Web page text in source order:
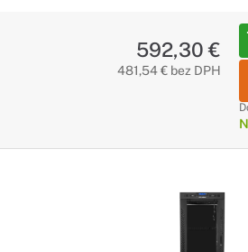
592,30 €
481,54 € bez DPH